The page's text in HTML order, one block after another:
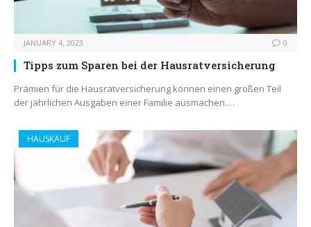
JANUARY 4, 2023 0
Tipps zum Sparen bei der Hausratversicherung
Prämien für die Hausratversicherung können einen großen Teil
der jährlichen Ausgaben einer Familie ausmachen.…
HAUSKAUF